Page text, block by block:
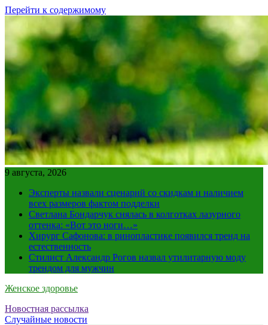
Перейти к содержимому
9 августа, 2026
Эксперты назвали сценарий со скидкам и наличием
всех размеров фактом подделки
Светлана Бондарчук снялась в колготках лазурного
оттенка: «Вот это ноги…»
Хирург Сафонова: в ринопластике появился тренд на
естественность
Стилист Александр Рогов назвал утилитарную моду
трендом для мужчин
Женское здоровье
Новостная рассылка
Случайные новости